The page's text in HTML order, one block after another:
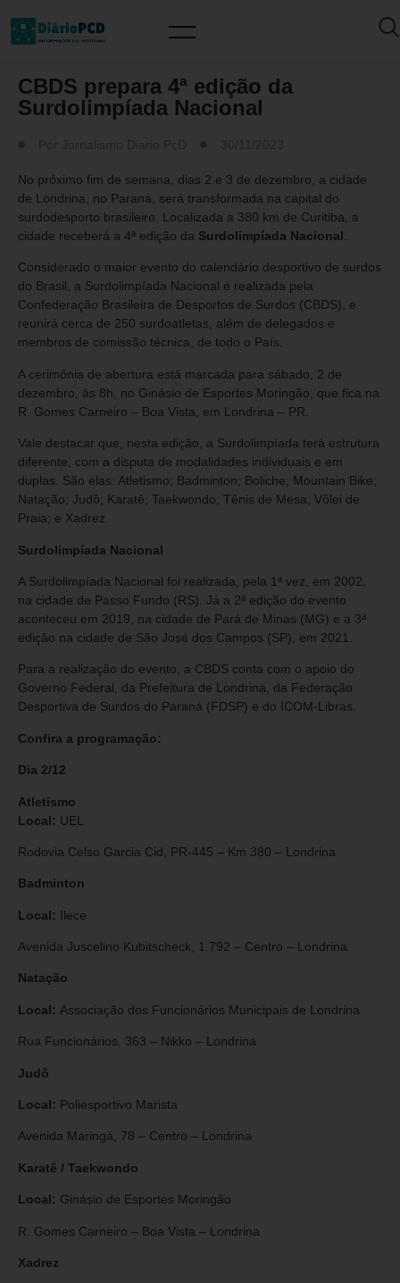
CBDS prepara 4ª edição da
Surdolimpíada Nacional
No próximo fim de semana, dias 2 e 3 de dezembro, a cidade
de Londrina, no Paraná, será transformada na capital do
surdodesporto brasileiro. Localizada a 380 km de Curitiba, a
cidade receberá a 4ª edição da Surdolimpíada Nacional
Considerado o maior evento do calendário desportivo de surdos
do Brasil, a Surdolimpíada Nacional é realizada pela
Confederação Brasileira de Desportos de Surdos (CBDS), e
reunirá cerca de 250 surdoatletas, além de delegados e
membros de comissão técnica, de todo o País.
A cerimônia de abertura está marcada para sábado, 2 de
dezembro, às 8h, no Ginásio de Esportes Moringão, que fica na
R. Gomes Carneiro – Boa Vista, em Londrina – PR.
Vale destacar que, nesta edição, a Surdolimpíada terá estrutura
diferente, com a disputa de modalidades individuais e em
duplas. São elas: Atletismo; Badminton; Boliche; Mountain Bike;
Natação; Judô; Karatê; Taekwondo; Tênis de Mesa; Vôlei de
Praia; e Xadrez.
Surdolimpíada Nacional
A Surdolimpíada Nacional foi realizada, pela 1ª vez, em 2002,
na cidade de Passo Fundo (RS). Já a 2ª edição do evento
aconteceu em 2019, na cidade de Pará de Minas (MG) e a 3ª
edição na cidade de São José dos Campos (SP), em 2021.
Para a realização do evento, a CBDS conta com o apoio do
Governo Federal, da Prefeitura de Londrina, da Federação
Desportiva de Surdos do Paraná (FDSP) e do ICOM-Libras.
Confira a programação:
Dia 2/12
Atletismo
Local: UEL
Rodovia Celso Garcia Cid, PR-445 – Km 380 – Londrina
Badminton
Local: Ilece
Avenida Juscelino Kubitscheck, 1.792 – Centro – Londrina
Natação
Local: Associação dos Funcionários Municipais de Londrina
Rua Funcionários, 363 – Nikko – Londrina
Judô
Local: Poliesportivo Marista
Avenida Maringá, 78 – Centro – Londrina
Karatê / Taekwondo
Local: Ginásio de Esportes Moringão
R. Gomes Carneiro – Boa Vista – Londrina
Xadrez